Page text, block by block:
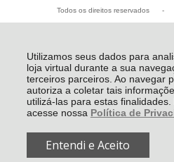
Utilizamos seus dados para
loja virtual durante a sua
terceiros parceiros. Ao navegar
autoriza a coletar tais
utilizá-las para estas finalidades.
acesse nossa Política de
Entendi e Aceito
Todos os direitos reservados
-